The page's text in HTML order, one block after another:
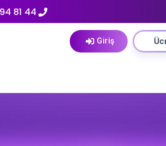
81 44
Giriş
Ücretsiz Deneyin!